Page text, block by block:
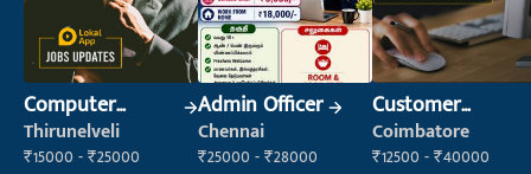
Computer
Operator
Thirunelveli
₹15000 - ₹25000
Admin Officer
Chennai
₹25000 - ₹28000
Customer
Support Officer
Coimbatore
₹12500 - ₹40000